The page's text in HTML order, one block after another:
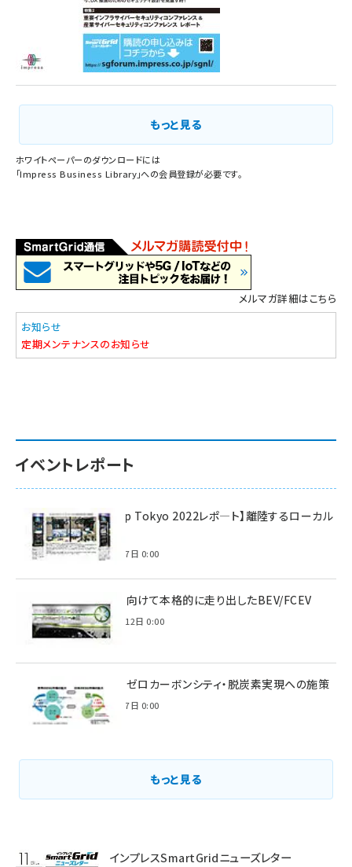
もっと見る
ホワイトペーパーのダウンロードには
「Impress Business Library」への会員登録が必要です。
メルマガ詳細はこちら
お知らせ
定期メンテナンスのお知らせ
イベントレポート
【Interop Tokyo 2022レポ—ト】離陸するローカル
5G！
2022年7月7日 0:00
脱炭素に向けて本格的に走り出したBEV/FCEV
2022年6月12日 0:00
環境省のゼロカーボンシティ・脱炭素実現への施策
2021年3月7日 0:00
もっと見る
インプレスSmartGridニューズレター